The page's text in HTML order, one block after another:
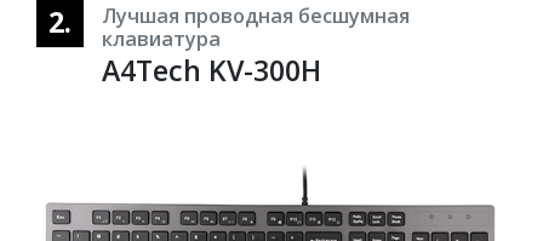
2.
Лучшая проводная бесшумная
клавиатура
A4Tech KV-300H